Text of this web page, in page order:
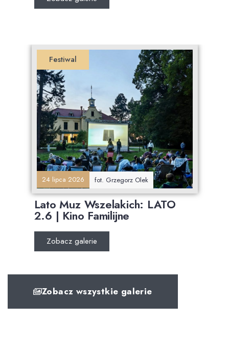
Festiwal
24 lipca 2026 fot. Grzegorz Olek
Lato Muz Wszelakich: LATO
2.6 | Kino Familijne
Zobacz galerie
Zobacz wszystkie galerie